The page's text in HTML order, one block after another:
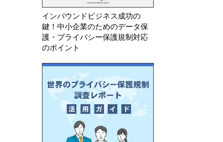
インバウンドビジネス成功の
鍵！中小企業のためのデータ保
護・プライバシー保護規制対応
のポイント